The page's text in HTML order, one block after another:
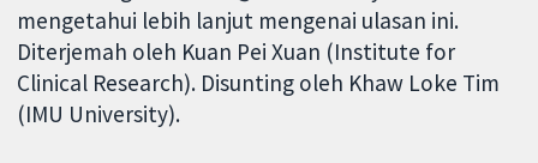
mengetahui lebih lanjut mengenai ulasan ini.
Diterjemah oleh Kuan Pei Xuan (Institute for
Clinical Research). Disunting oleh Khaw Loke Tim
(IMU University).